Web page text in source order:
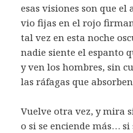
esas visiones son que el
vio fijas en el rojo
tal vez en esta noche
nadie siente el espanto
y ven los hombres, sin
las ráfagas que
Vuelve otra vez, y mira
o si se enciende más…